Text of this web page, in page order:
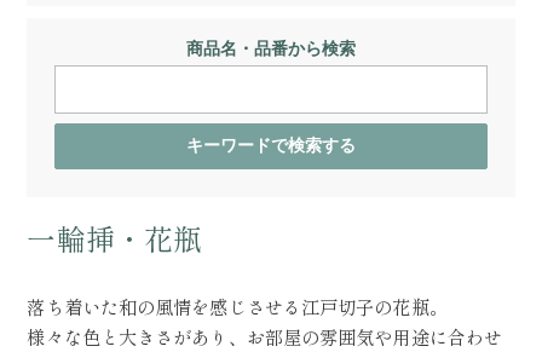
商品名・品番から検索
一輪挿・花瓶
落ち着いた和の風情を感じさせる江戸切子の花瓶。
様々な色と大きさがあり、お部屋の雰囲気や用途に合わせ